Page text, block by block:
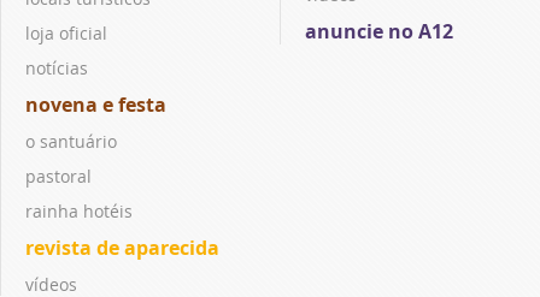
loja oficial
notícias
novena e festa
o santuário
pastoral
rainha hotéis
revista de aparecida
vídeos
anuncie no A12